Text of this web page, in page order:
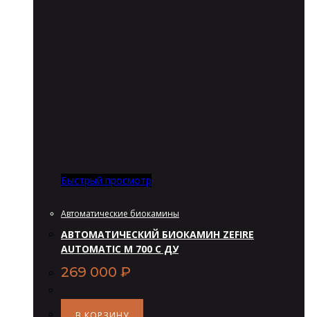
Быстрый просмотр
Автоматические биокамины
АВТОМАТИЧЕСКИЙ БИОКАМИН ZEFIRE
AUTOMATIC М 700 С ДУ
269 000 ₽